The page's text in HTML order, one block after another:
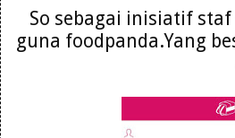
So sebagai inisiatif
guna foodpanda.Yang